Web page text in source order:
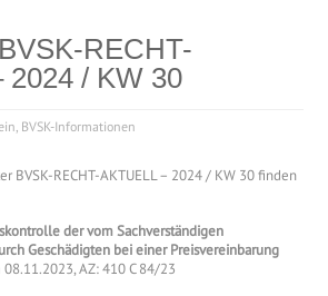
RECHT-
2024 / KW 30
, BVSK-Informationen
BVSK-RECHT-AKTUELL – 2024 / KW 30 finden
der vom Sachverständigen
Geschädigten bei einer Preisvereinbarung
AZ: 410 C 84/23